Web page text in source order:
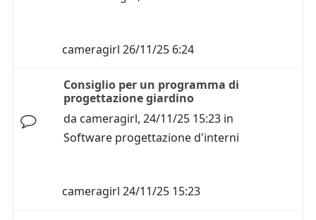
cameragirl 26/11/25 6:24
Consiglio per un programma di
progettazione giardino
da cameragirl, 24/11/25 15:23 in
Software progettazione d'interni
cameragirl 24/11/25 15:23